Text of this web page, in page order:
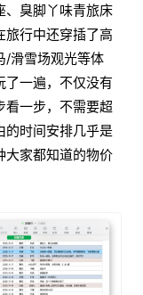
、臭脚丫味青旅床
旅行中还穿插了高
/滑雪场观光等体
了一遍，不仅没有
看一步，不需要超
的时间安排几乎是
大家都知道的物价